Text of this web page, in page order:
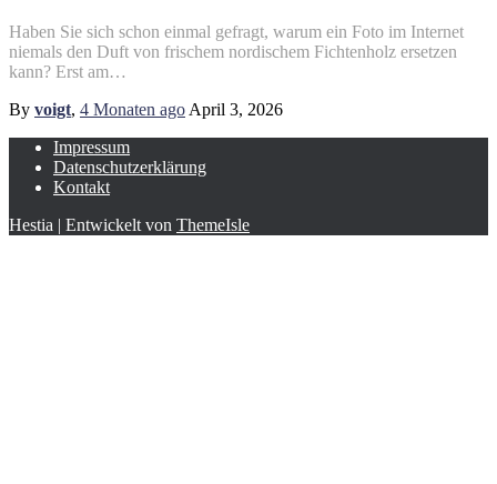
Haben Sie sich schon einmal gefragt, warum ein Foto im Internet
niemals den Duft von frischem nordischem Fichtenholz ersetzen
kann? Erst am…
By voigt, 4 Monaten ago April 3, 2026
Impressum
Datenschutzerklärung
Kontakt
Hestia | Entwickelt von ThemeIsle